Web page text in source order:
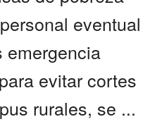
eventual
emergencia
evitar cortes
rurales, se ...